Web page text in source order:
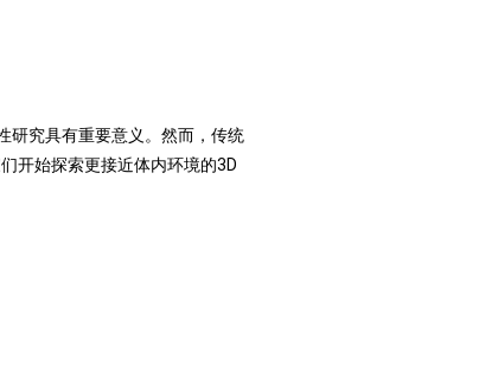
研究具有重要意义。然而，传统
开始探索更接近体内环境的3D